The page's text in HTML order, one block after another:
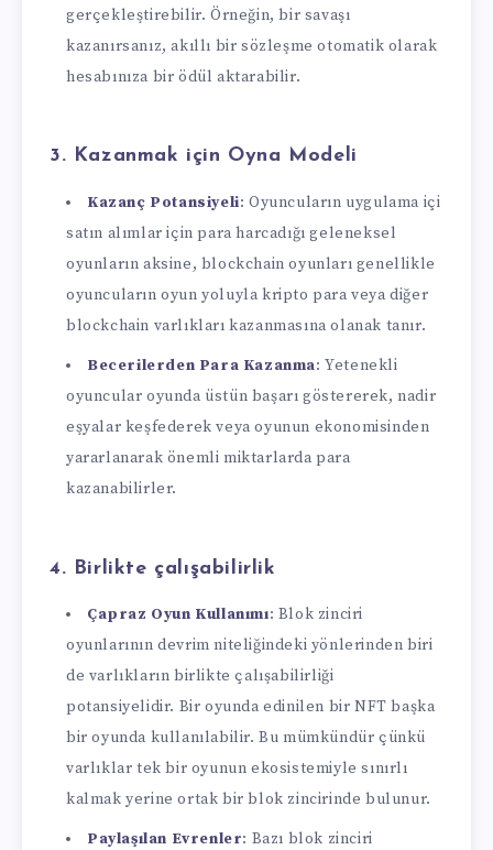
gerçekleştirebilir. Örneğin, bir savaşı
kazanırsanız, akıllı bir sözleşme otomatik olarak
hesabınıza bir ödül aktarabilir.
3. Kazanmak için Oyna Modeli
Kazanç Potansiyeli: Oyuncuların uygulama içi
satın alımlar için para harcadığı geleneksel
oyunların aksine, blockchain oyunları genellikle
oyuncuların oyun yoluyla kripto para veya diğer
blockchain varlıkları kazanmasına olanak tanır.
Becerilerden Para Kazanma: Yetenekli
oyuncular oyunda üstün başarı göstererek, nadir
eşyalar keşfederek veya oyunun ekonomisinden
yararlanarak önemli miktarlarda para
kazanabilirler.
4. Birlikte çalışabilirlik
Çapraz Oyun Kullanımı: Blok zinciri
oyunlarının devrim niteliğindeki yönlerinden biri
de varlıkların birlikte çalışabilirliği
potansiyelidir. Bir oyunda edinilen bir NFT başka
bir oyunda kullanılabilir. Bu mümkündür çünkü
varlıklar tek bir oyunun ekosistemiyle sınırlı
kalmak yerine ortak bir blok zincirinde bulunur.
Paylaşılan Evrenler: Bazı blok zinciri